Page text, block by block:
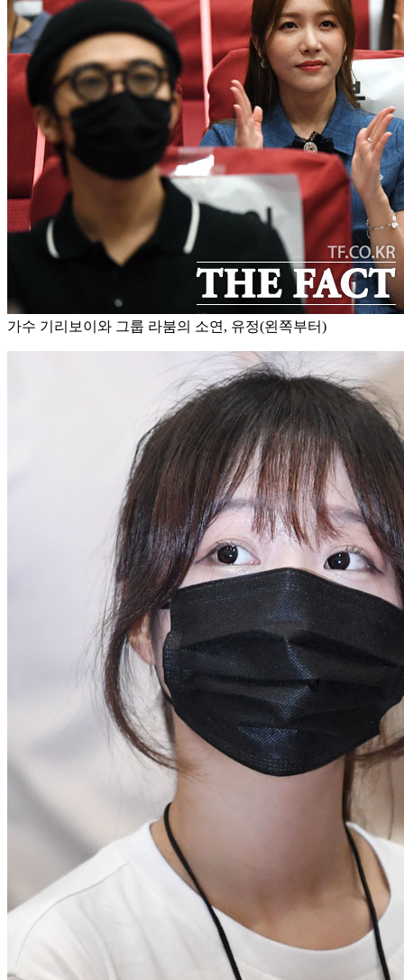
가수 기리보이와 그룹 라붐의 소연, 유정(왼쪽부터)